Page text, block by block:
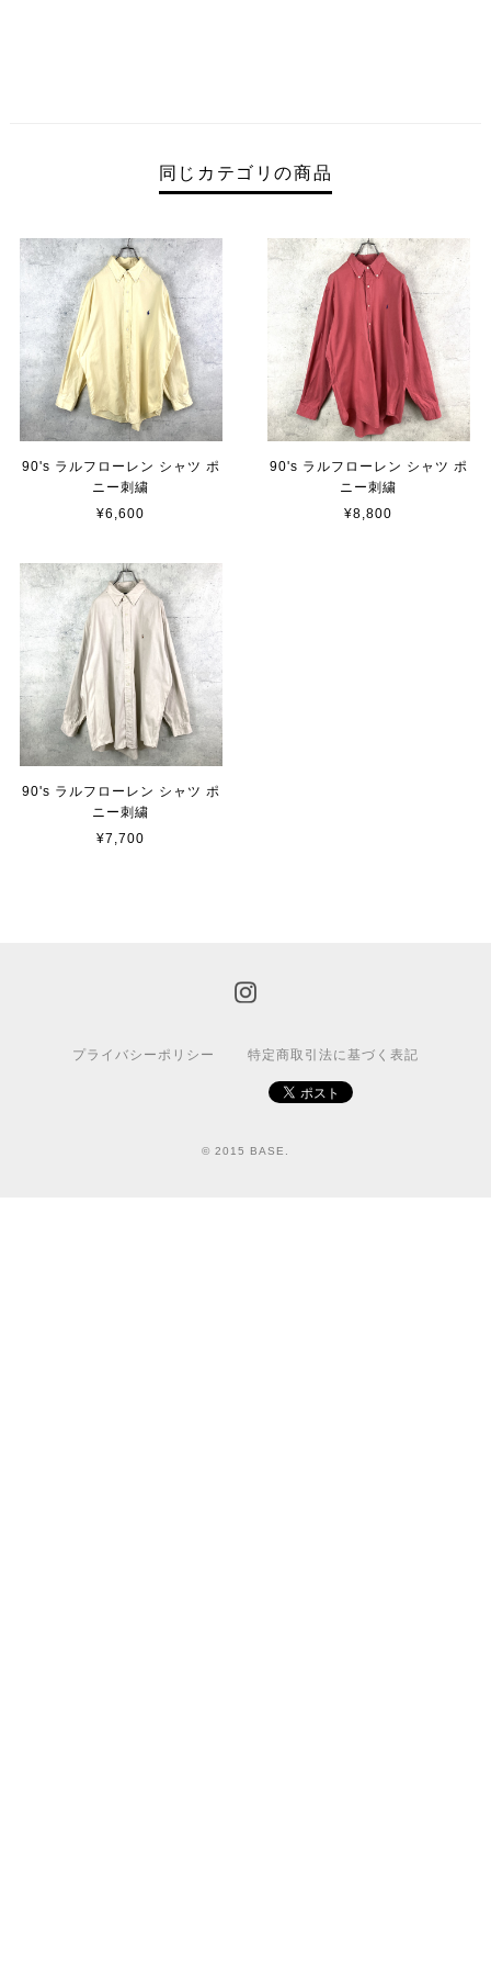
同じカテゴリの商品
90's ラルフローレン シャツ ポ
ニー刺繍
¥6,600
90's ラルフローレン シャツ ポ
ニー刺繍
¥8,800
90's ラルフローレン シャツ ポ
ニー刺繍
¥7,700
プライバシーポリシー 特定商取引法に基づく表記
© 2015 BASE.